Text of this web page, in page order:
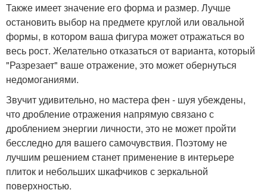
Также имеет значение его форма и размер. Лучше
остановить выбор на предмете круглой или овальной
формы, в котором ваша фигура может отражаться во
весь рост. Желательно отказаться от варианта, который
"Разрезает" ваше отражение, это может обернуться
недомоганиями.
Звучит удивительно, но мастера фен - шуя убеждены,
что дробление отражения напрямую связано с
дроблением энергии личности, это не может пройти
бесследно для вашего самочувствия. Поэтому не
лучшим решением станет применение в интерьере
плиток и небольших шкафчиков с зеркальной
поверхностью.